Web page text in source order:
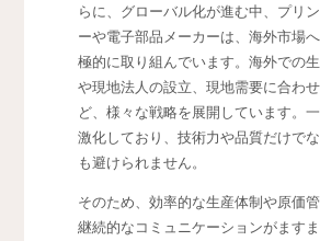
らに、グローバル化が進む中、プリ
ーや電子部品メーカーは、海外市場
極的に取り組んでいます。海外での
や現地法人の設立、現地需要に合わ
ど、様々な戦略を展開しています。
激化しており、技術力や品質だけで
も避けられません。
そのため、効率的な生産体制や原価
継続的なコミュニケーションがます